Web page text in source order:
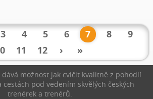
3 4 5 6 7 8
9
11 12 › »
možnost jak cvičit kvalitně z pohodlí
cestách pod vedením skvělých českých
trenérek a trenérů.